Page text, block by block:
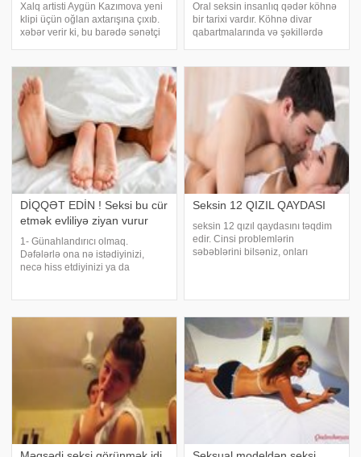
Xalq artisti Aygün Kazımova yeni
klipi üçün oğlan axtarışına çıxıb.
xəbər verir ki, bu barədə sənətçi
öncəsi, yeni klipimin çəkilişi üçün
22-2
Oral seksin insanlıq qədər köhnə
bir tarixi vardır. Köhnə divar
qabartmalarında və şəkillərdə
içi, sinir ucları baxımından
olduqca zəngin olduğu üçün ora
DİQQƏT EDİN ! Seksi bu cür
etmək evliliyə ziyan vurur
1- Günahlandırıcı olmaq.
Dəfələrlə ona nə istədiyinizi,
necə hiss etdiyinizi ya da
özünüzə istiqamətli etməyə
başladığınızda yalnız qarş
Seksin 12 QIZIL QAYDASI
seksin 12 qızıl qaydasını təqdim
edir. Cinsi problemlərin
səbəblərini bilsəniz, onları
hadisələri, onlar